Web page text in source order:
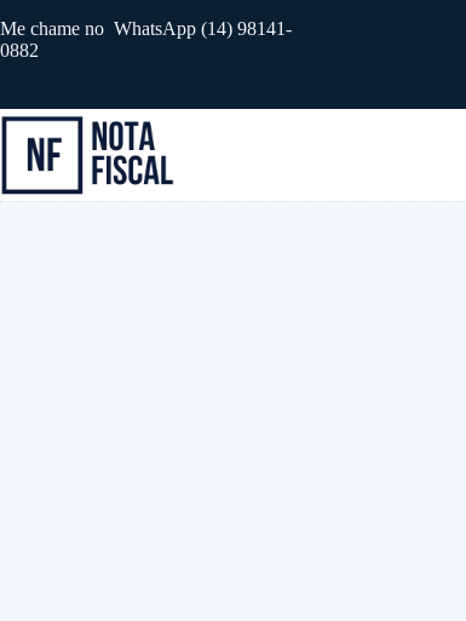
para
o
Me chame no WhatsApp (14) 98141-
0882